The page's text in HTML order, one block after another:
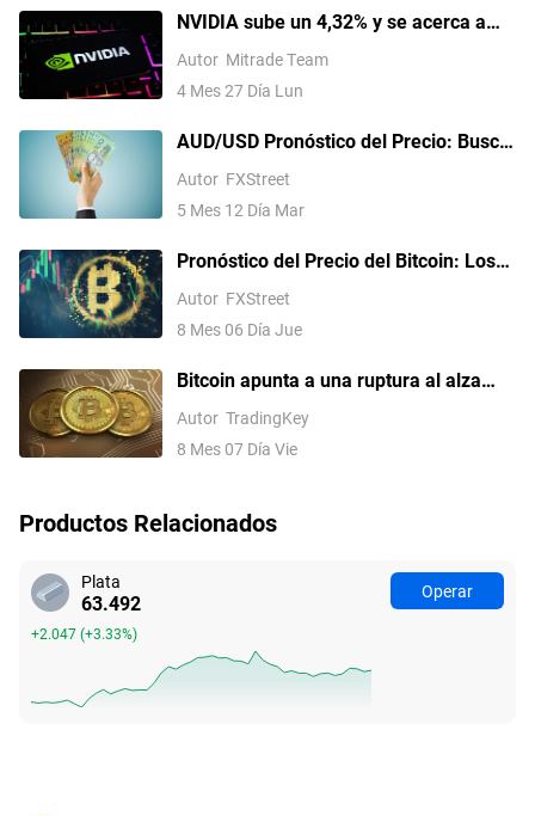
NVIDIA sube un 4,32% y se acerca a
máximos históricos: Intel, SK Hynix y la
IA agente como impulsores clave
Autor Mitrade Team
4 Mes 27 Día Lun
AUD/USD Pronóstico del Precio: Busca
soporte en la EMA de nueve días cerca
de 0.7200
Autor FXStreet
5 Mes 12 Día Mar
Pronóstico del Precio del Bitcoin: Los
flujos persistentes hacia los ETF y la
relajación de las tensiones en Oriente
Autor FXStreet
8 Mes 06 Día Jue
Bitcoin apunta a una ruptura al alza
antes de las nóminas no agrícolas de
julio de EE. UU.?
Autor TradingKey
8 Mes 07 Día Vie
Productos Relacionados
Plata
63.492
+2.047(+3.33%)
Operar